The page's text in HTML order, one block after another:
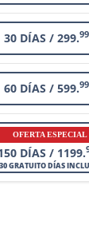
30 DÍAS / 299.99
60 DÍAS / 599.99
OFERTA ESPECIAL
DÍAS / 1199.
GRATUITO DÍAS